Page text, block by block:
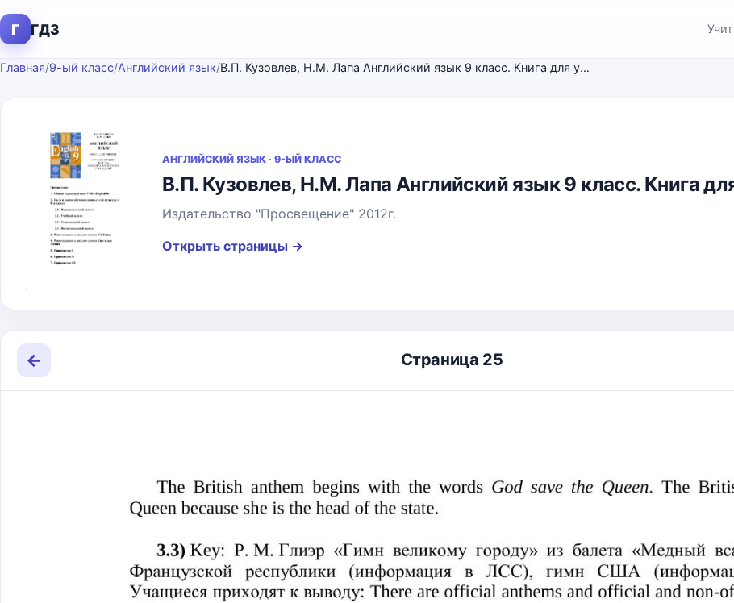
Г ГДЗ
Главная/9-ый класс/Английский язык/ В.П. Кузовлев, Н.М. Лапа Английский язык 9 класс. Книга для учителя
АНГЛИЙСКИЙ ЯЗЫК · 9-ЫЙ КЛАСС
В.П. Кузовлев, Н.М. Лапа Английский язык 9 класс. Книга
Издательство "Просвещение" 2012г.
Открыть страницы →
← Страница 25